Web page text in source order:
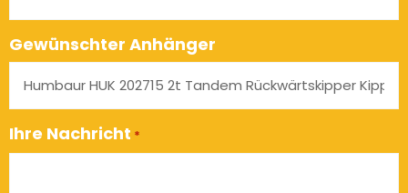
Gewünschter Anhänger
Ihre Nachricht *